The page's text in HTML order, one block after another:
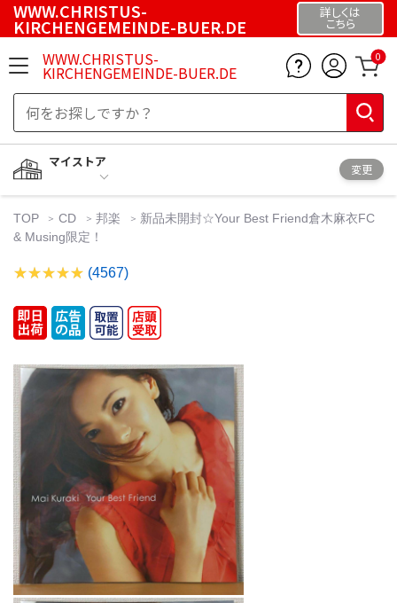
WWW.CHRISTUS-
KIRCHENGEMEINDE-BUER.DE
詳しくは
こちら
WWW.CHRISTUS-
KIRCHENGEMEINDE-BUER.DE
0
マイストア
変更
TOP CD 邦楽
新品未開封☆Your Best Friend倉木麻衣FC
& Musing限定！
(4567)